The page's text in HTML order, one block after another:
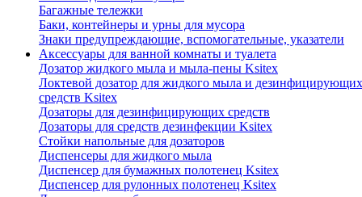
Багажные тележки
Баки, контейнеры и урны для мусора
Знаки предупреждающие, вспомогательные, указатели
Аксессуары для ванной комнаты и туалета
Дозатор жидкого мыла и мыла-пены Ksitex
Локтевой дозатор для жидкого мыла и дезинфицирующих
средств Ksitex
Дозаторы для дезинфицирующих средств
Дозаторы для средств дезинфекции Ksitex
Стойки напольные для дозаторов
Диспенсеры для жидкого мыла
Диспенсер для бумажных полотенец Ksitex
Диспенсер для рулонных полотенец Ksitex